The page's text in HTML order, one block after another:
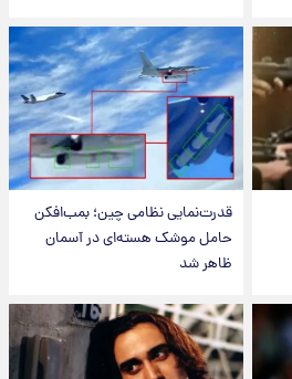
قدرت‌نمایی نظامی چین؛ بمب‌افکن
حامل موشک هسته‌ای در آسمان
ظاهر شد